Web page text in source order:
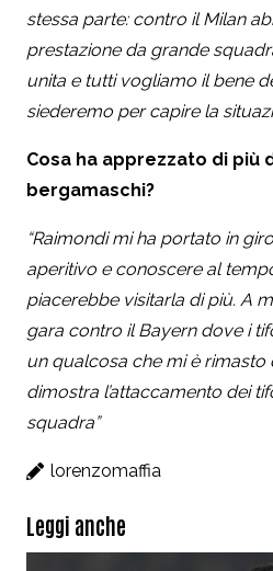
stessa parte: contro il Milan
prestazione da grande
unita e tutti vogliamo il bene
siederemo per capire la
Cosa ha apprezzato di più
bergamaschi?
“Raimondi mi ha portato in
aperitivo e conoscere al
piacerebbe visitarla di più. A
gara contro il Bayern dove i
un qualcosa che mi è
dimostra l’attaccamento dei
squadra”
lorenzomaffia
Leggi anche